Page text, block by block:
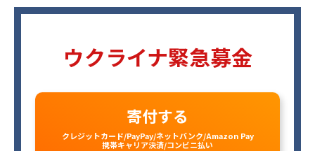
ウクライナ緊急募金
寄付する
クレジットカード/PayPay/ネットバンク/Amazon Pay
携帯キャリア決済/コンビニ払い